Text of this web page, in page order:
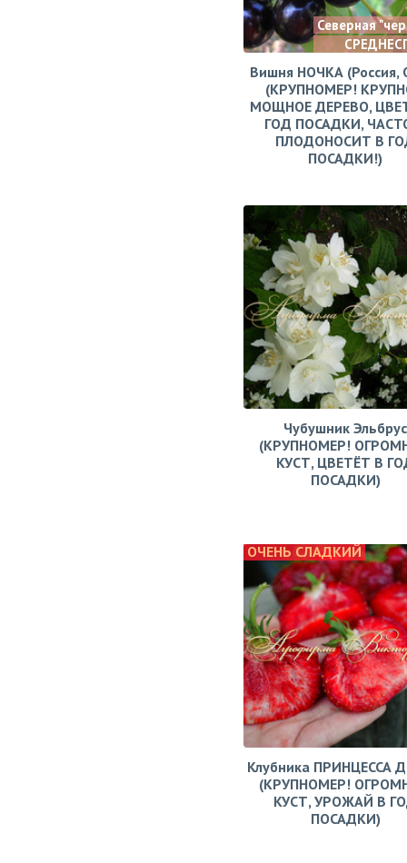
Северная
Вишня НОЧКА (Россия,
(КРУПНОМЕР!
МОЩНОЕ ДЕРЕВО,
ГОД ПОСАДКИ,
ПЛОДОНОСИТ В
ПОСАДКИ!)
Чубушник Эльбрус
(КРУПНОМЕР!
КУСТ, ЦВЕТЁТ В
ПОСАДКИ)
ОЧЕНЬ СЛАДКИЙ
Клубника ПРИНЦЕССА
(КРУПНОМЕР!
КУСТ, УРОЖАЙ В
ПОСАДКИ)